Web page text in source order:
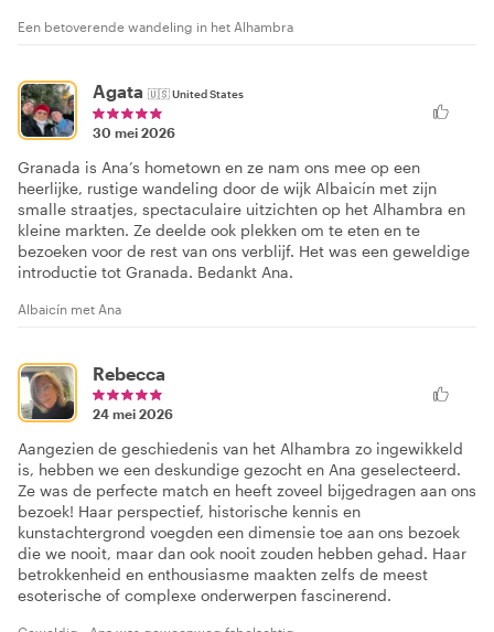
Een betoverende wandeling in het Alhambra
Agata 🇺🇸United States
30 mei 2026
Granada is Ana’s hometown en ze nam ons mee op een
heerlijke, rustige wandeling door de wijk Albaicín met zijn
smalle straatjes, spectaculaire uitzichten op het Alhambra en
kleine markten. Ze deelde ook plekken om te eten en te
bezoeken voor de rest van ons verblijf. Het was een geweldige
introductie tot Granada. Bedankt Ana.
Albaicín met Ana
Rebecca
24 mei 2026
Aangezien de geschiedenis van het Alhambra zo ingewikkeld
is, hebben we een deskundige gezocht en Ana geselecteerd.
Ze was de perfecte match en heeft zoveel bijgedragen aan ons
bezoek! Haar perspectief, historische kennis en
kunstachtergrond voegden een dimensie toe aan ons bezoek
die we nooit, maar dan ook nooit zouden hebben gehad. Haar
betrokkenheid en enthousiasme maakten zelfs de meest
esoterische of complexe onderwerpen fascinerend.